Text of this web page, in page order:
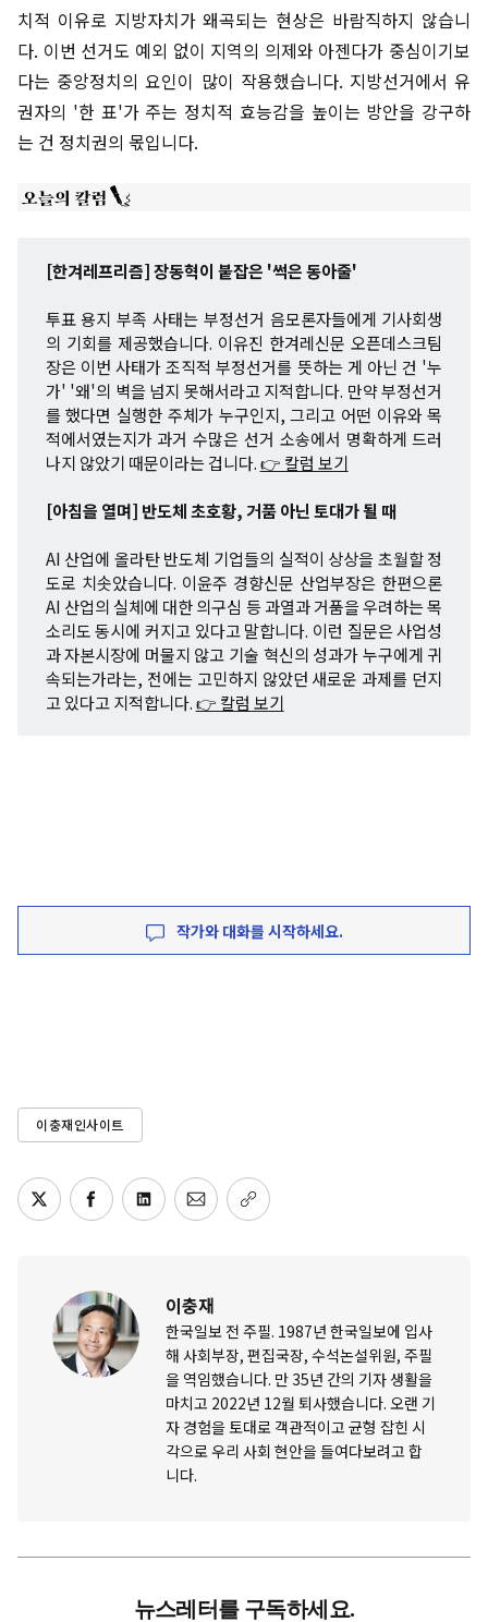
치적 이유로 지방자치가 왜곡되는 현상은 바람직하지 않습니
다. 이번 선거도 예외 없이 지역의 의제와 아젠다가 중심이기보
다는 중앙정치의 요인이 많이 작용했습니다. 지방선거에서 유
권자의 '한 표'가 주는 정치적 효능감을 높이는 방안을 강구하
는 건 정치권의 몫입니다.
[한겨레프리즘] 장동혁이 붙잡은 '썩은 동아줄'
투표 용지 부족 사태는 부정선거 음모론자들에게 기사회생
의 기회를 제공했습니다. 이유진 한겨레신문 오픈데스크팀
장은 이번 사태가 조직적 부정선거를 뜻하는 게 아닌 건 '누
가' '왜'의 벽을 넘지 못해서라고 지적합니다. 만약 부정선거
를 했다면 실행한 주체가 누구인지, 그리고 어떤 이유와 목
적에서였는지가 과거 수많은 선거 소송에서 명확하게 드러
나지 않았기 때문이라는 겁니다.👉 칼럼 보기
[아침을 열며] 반도체 초호황, 거품 아닌 토대가 될 때
AI 산업에 올라탄 반도체 기업들의 실적이 상상을 초월할 정
도로 치솟았습니다. 이윤주 경향신문 산업부장은 한편으론
AI 산업의 실체에 대한 의구심 등 과열과 거품을 우려하는 목
소리도 동시에 커지고 있다고 말합니다. 이런 질문은 사업성
과 자본시장에 머물지 않고 기술 혁신의 성과가 누구에게 귀
속되는가라는, 전에는 고민하지 않았던 새로운 과제를 던지
고 있다고 지적합니다.👉 칼럼 보기
작가와 대화를 시작하세요.
이충재인사이트
이충재
한국일보 전 주필. 1987년 한국일보에 입사
해 사회부장, 편집국장, 수석논설위원, 주필
을 역임했습니다. 만 35년 간의 기자 생활을
마치고 2022년 12월 퇴사했습니다. 오랜 기
자 경험을 토대로 객관적이고 균형 잡힌 시
각으로 우리 사회 현안을 들여다보려고 합
니다.
뉴스레터를 구독하세요.